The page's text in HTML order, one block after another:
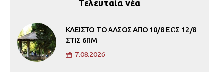
Τελευταία νέα
ΚΛΕΙΣΤΟ ΤΟ ΑΛΣΟΣ ΑΠΟ 10/8 ΕΩΣ 12/8
ΣΤΙΣ 6ΠΜ
7.08.2026